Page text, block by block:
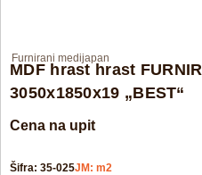
Furnirani medijapan
MDF hrast hrast FURNIR
3050x1850x19 „BEST“
Cena na upit
Šifra: 35-025JM: m2